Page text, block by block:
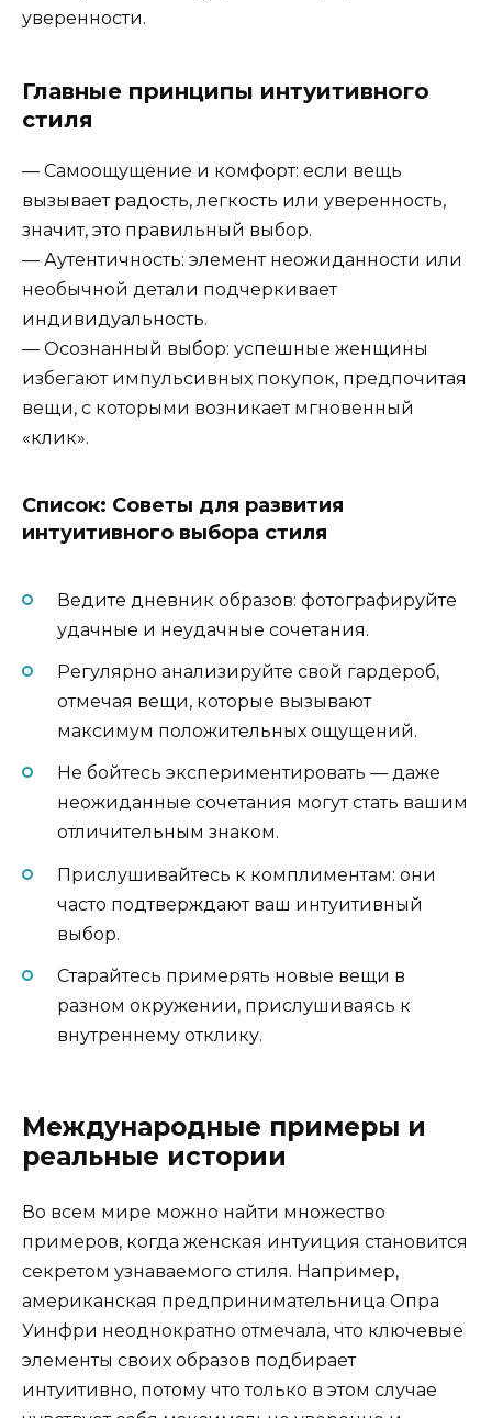
уверенности.
Главные принципы интуитивного
стиля
— Самоощущение и комфорт: если вещь
вызывает радость, легкость или уверенность,
значит, это правильный выбор.
— Аутентичность: элемент неожиданности или
необычной детали подчеркивает
индивидуальность.
— Осознанный выбор: успешные женщины
избегают импульсивных покупок, предпочитая
вещи, с которыми возникает мгновенный
«клик».
Список: Советы для развития
интуитивного выбора стиля
Ведите дневник образов: фотографируйте
удачные и неудачные сочетания.
Регулярно анализируйте свой гардероб,
отмечая вещи, которые вызывают
максимум положительных ощущений.
Не бойтесь экспериментировать — даже
неожиданные сочетания могут стать вашим
отличительным знаком.
Прислушивайтесь к комплиментам: они
часто подтверждают ваш интуитивный
выбор.
Старайтесь примерять новые вещи в
разном окружении, прислушиваясь к
внутреннему отклику.
Международные примеры и
реальные истории
Во всем мире можно найти множество
примеров, когда женская интуиция становится
секретом узнаваемого стиля. Например,
американская предпринимательница Опра
Уинфри неоднократно отмечала, что ключевые
элементы своих образов подбирает
интуитивно, потому что только в этом случае